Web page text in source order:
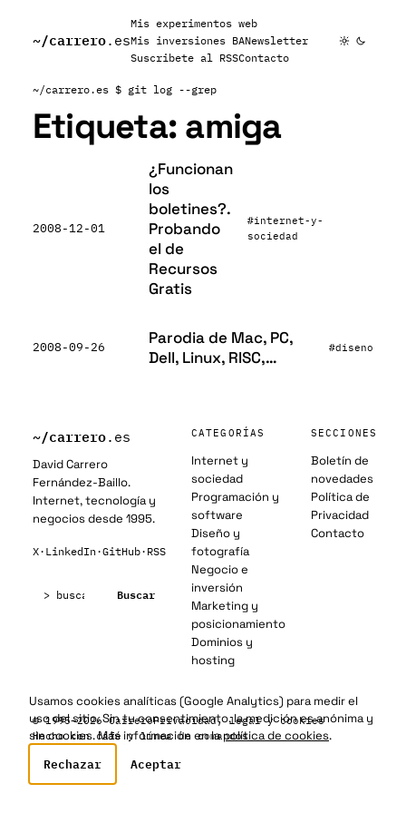
~/carrero.es
Mis experimentos web
Mis inversiones BANewsletter
Suscribete al RSSContacto
~/carrero.es $ git log --grep
Etiqueta: amiga
2008-12-01
¿Funcionan
los
boletines?.
Probando
el de
Recursos
Gratis
#internet-y-
sociedad
2008-09-26
Parodia de Mac, PC,
Dell, Linux, RISC,…
#diseno
~/carrero.es
David Carrero
Fernández-Baillo.
Internet, tecnología y
negocios desde 1995.
X· LinkedIn·GitHub· RSS
Buscar
CATEGORÍAS
Internet y
sociedad
Programación y
software
Diseño y
fotografía
Negocio e
inversión
Marketing y
posicionamiento
Dominios y
hosting
SECCIONES
Boletín de
novedades
Política de
Privacidad
Contacto
© 1995–2026 CarreroPrivacidad, legal y cookies
Hecho con café y línea de comandos
Usamos cookies analíticas (Google Analytics) para medir el
uso del sitio. Sin tu consentimiento, la medición es anónima y
sin cookies. Más información en lapolítica de cookies.
Rechazar Aceptar